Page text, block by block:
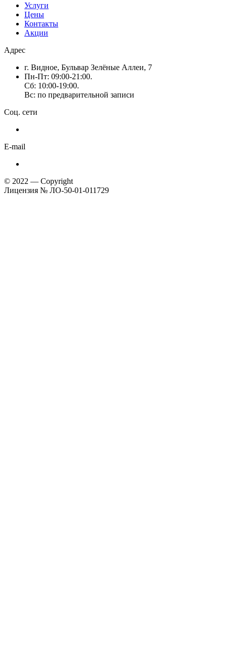
Услуги
Цены
Контакты
Акции
Адрес
г. Видное, Бульвар Зелёные Аллеи, 7
Пн-Пт: 09:00-21:00.
Сб: 10:00-19:00.
Вс: по предварительной записи
Соц. сети
E-mail
© 2022 — Copyright
Лицензия № ЛО-50-01-011729